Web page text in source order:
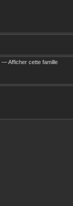
—Afficher cette famille